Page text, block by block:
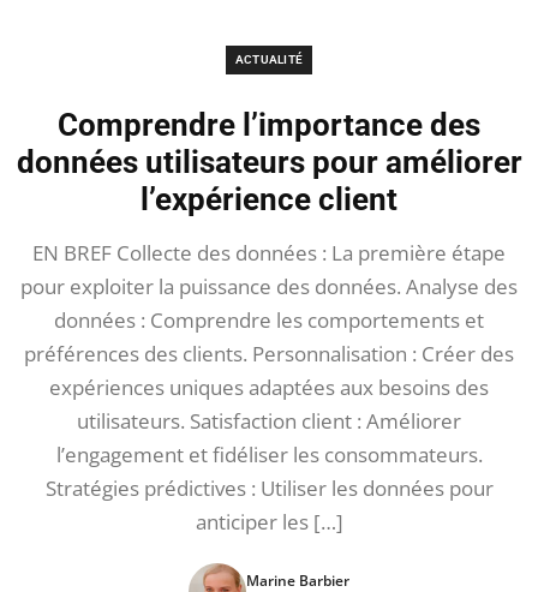
ACTUALITÉ
Comprendre l’importance des
données utilisateurs pour améliorer
l’expérience client
EN BREF Collecte des données : La première étape
pour exploiter la puissance des données. Analyse des
données : Comprendre les comportements et
préférences des clients. Personnalisation : Créer des
expériences uniques adaptées aux besoins des
utilisateurs. Satisfaction client : Améliorer
l’engagement et fidéliser les consommateurs.
Stratégies prédictives : Utiliser les données pour
anticiper les […]
Marine Barbier